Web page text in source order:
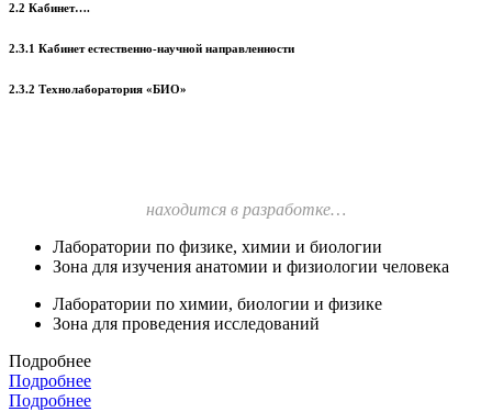
2.2 Кабинет….
2.3.1 Кабинет естественно-научной направленности
2.3.2 Технолаборатория «БИО»
находится в разработке…
Лаборатории по физике, химии и биологии
Зона для изучения анатомии и физиологии человека
Лаборатории по химии, биологии и физике
Зона для проведения исследований
Подробнее
Подробнее
Подробнее